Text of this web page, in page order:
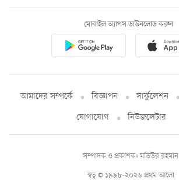
মোবাইল অ্যাপস ডাউনলোড করুন
আমাদের সম্পর্কে বিজ্ঞাপন সার্কুলেশন
যোগাযোগ
নিউজলেটার
স্বত্ব © ১৯৯৮-২০২৬ প্রথম আলো
সম্পাদক ও প্রকাশক: মতিউর রহমান